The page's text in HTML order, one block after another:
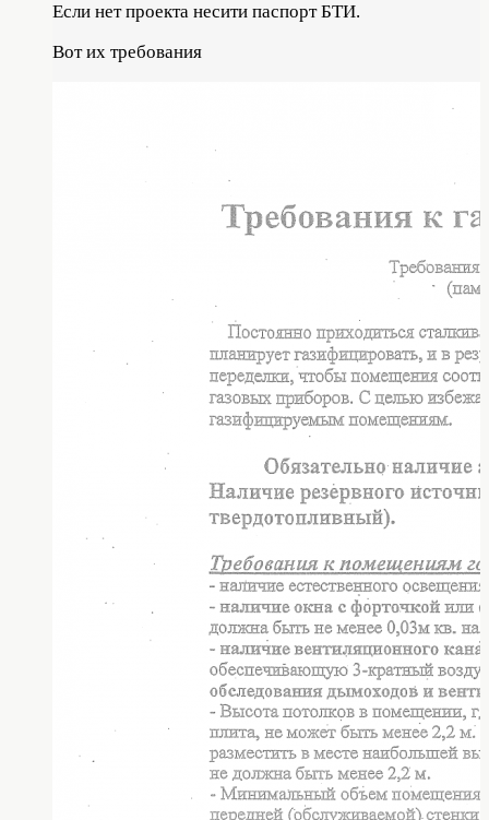
Если нет проекта несити паспорт БТИ.
Вот их требования